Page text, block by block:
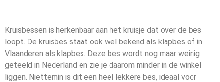
Kruisbessen is herkenbaar aan het kruisje dat over de bes
loopt. De kruisbes staat ook wel bekend als klapbes of in
Vlaanderen als klapbes. Deze bes wordt nog maar weinig
geteeld in Nederland en zie je daarom minder in de winkel
liggen. Niettemin is dit een heel lekkere bes, ideaal voor